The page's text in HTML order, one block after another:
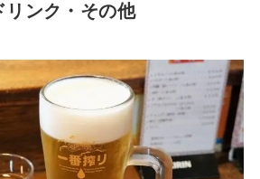
ンク・その他